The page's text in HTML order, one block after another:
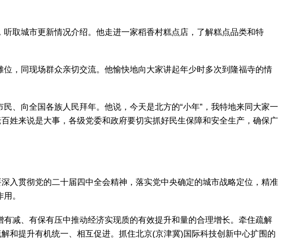
取城市更新情况介绍。他走进一家稻香村糕点店，了解糕点品类和特
，同现场群众亲切交流。他愉快地向大家讲起年少时多次到隆福寺的情
、向全国各族人民拜年。他说，今天是北方的“小年”，我特地来同大家一
姓来说是大事，各级党委和政府要切实抓好民生保障和安全生产，确保广
入贯彻党的二十届四中全会精神，落实党中央确定的城市战略定位，精准
。
减、有保有压中推动经济实现质的有效提升和量的合理增长。牵住疏解
和提升有机统一、相互促进。抓住北京(京津冀)国际科技创新中心扩围的